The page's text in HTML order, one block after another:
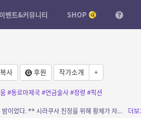
이벤트&커뮤니티 SHOP
사 후원 작가소개 +
#동로마제국#연금술사#정령 #픽션
소개: ‘그것’이 시작된 것은 666년의 이른 봄, 차가운 비가 추적추적 쏟아지는 밤이었다. ** 시라쿠사 친정을 위해 황제가 자리를 비운 사이 로마 노바의 주도 콘스탄티노플에서 벌어진 ...
더